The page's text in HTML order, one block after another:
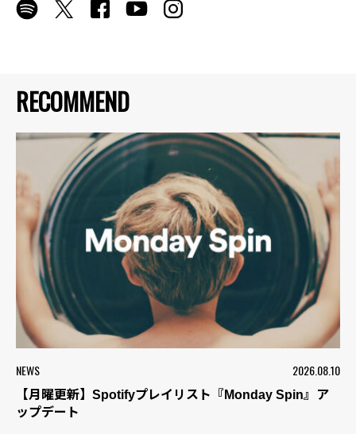
RECOMMEND
NEWS 2026.08.10
【月曜更新】Spotifyプレイリスト『Monday Spin』ア
ップデート